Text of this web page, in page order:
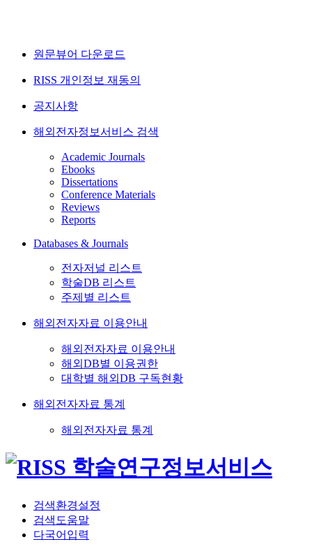
원문뷰어 다운로드
RISS 개인정보 재동의
공지사항
해외전자정보서비스 검색
Academic Journals
Ebooks
Dissertations
Conference Materials
Reviews
Reports
Databases & Journals
전자저널 리스트
학술DB 리스트
주제별 리스트
해외전자자료 이용안내
해외전자자료 이용안내
해외DB별 이용권한
대학별 해외DB 구독현황
해외전자자료 통계
해외전자자료 통계
검색환경설정
검색도움말
다국어입력